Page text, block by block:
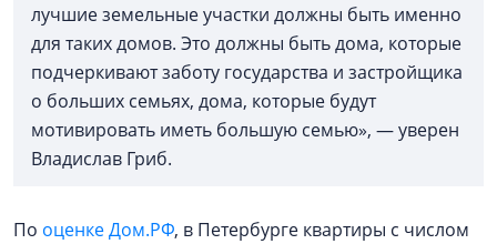
лучшие земельные участки должны быть именно
для таких домов. Это должны быть дома, которые
подчеркивают заботу государства и застройщика
о больших семьях, дома, которые будут
мотивировать иметь большую семью», — уверен
Владислав Гриб.
По оценке Дом.РФ, в Петербурге квартиры с числом